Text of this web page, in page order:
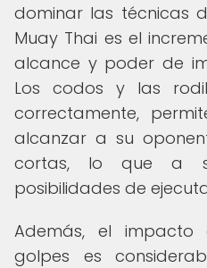
dominar las técnicas
Muay Thai es el
alcance y poder de
Los codos y las
correctamente,
alcanzar a su
cortas, lo que a
posibilidades de
Además, el impacto
golpes es